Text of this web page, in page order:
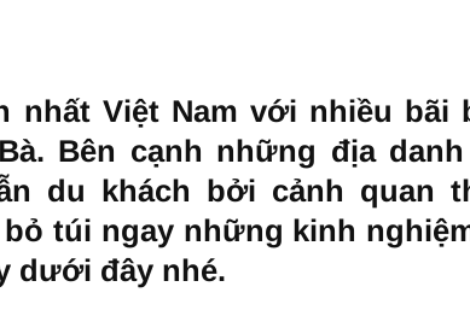
nhất Việt Nam với nhiều bãi
Bên cạnh những địa
du khách bởi cảnh quan
túi ngay những kinh
dưới đây nhé.